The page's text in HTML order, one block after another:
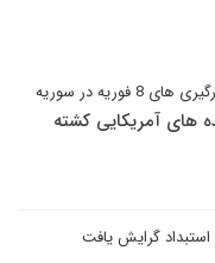
در سوریه
های آمریکایی کشته
گرایش یافت